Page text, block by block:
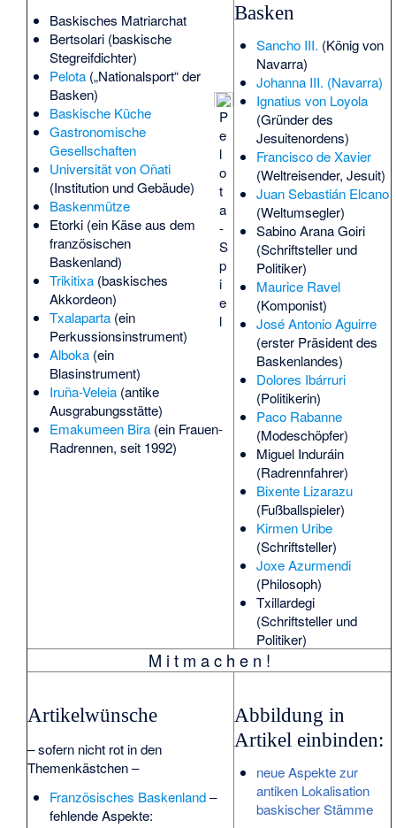
Baskisches Matriarchat
Bertsolari(baskische
Stegreifdichter)
Pelota(„Nationalsport“ der
Basken)
P
e
l
o
t
a
-
S
p
i
e
l
Baskische Küche
Gastronomische
Gesellschaften
Universität von Oñati
(Institution und Gebäude)
Baskenmütze
Etorki(ein Käse aus dem
französischen
Baskenland)
Trikitixa(baskisches
Akkordeon)
Txalaparta(ein
Perkussionsinstrument)
Alboka(ein
Blasinstrument)
Iruña-Veleia(antike
Ausgrabungsstätte)
Emakumeen Bira(ein Frauen-
Radrennen, seit 1992)
Basken
Sancho III. (König von
Navarra)
Johanna III. (Navarra)
Ignatius von Loyola
(Gründer des
Jesuitenordens)
Francisco de Xavier
(Weltreisender, Jesuit)
Juan Sebastián Elcano
(Weltumsegler)
Sabino Arana Goiri
(Schriftsteller und
Politiker)
Maurice Ravel
(Komponist)
José Antonio Aguirre
(erster Präsident des
Baskenlandes)
Dolores Ibárruri
(Politikerin)
Paco Rabanne
(Modeschöpfer)
Miguel Induráin
(Radrennfahrer)
Bixente Lizarazu
(Fußballspieler)
Kirmen Uribe
(Schriftsteller)
Joxe Azurmendi
(Philosoph)
Txillardegi
(Schriftsteller und
Politiker)
M i t m a c h e n !
Artikelwünsche
– sofern nicht rot in den
Themenkästchen –
Französisches Baskenland–
fehlende Aspekte:
Abbildung in
Artikel einbinden:
neue Aspekte zur
antiken Lokalisation
baskischer Stämme